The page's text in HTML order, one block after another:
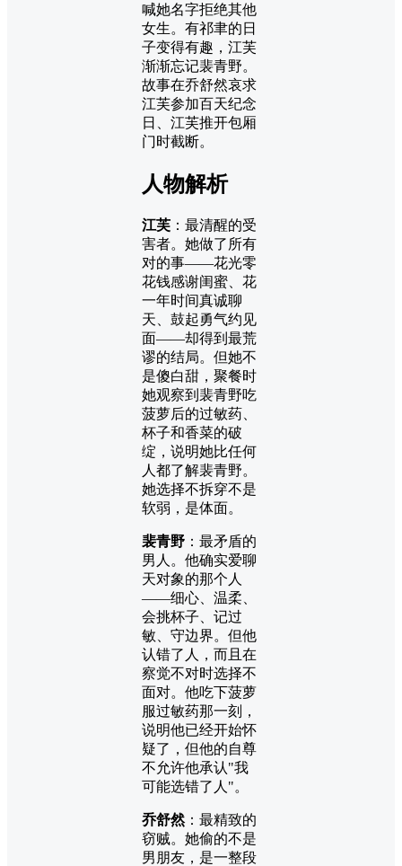
喊她名字拒绝其他
女生。有祁聿的日
子变得有趣，江芙
渐渐忘记裴青野。
故事在乔舒然哀求
江芙参加百天纪念
日、江芙推开包厢
门时截断。
人物解析
江芙 ：最清醒的受
害者。她做了所有
对的事——花光零
花钱感谢闺蜜、花
一年时间真诚聊
天、鼓起勇气约见
面——却得到最荒
谬的结局。但她不
是傻白甜，聚餐时
她观察到裴青野吃
菠萝后的过敏药、
杯子和香菜的破
绽，说明她比任何
人都了解裴青野。
她选择不拆穿不是
软弱，是体面。
裴青野 ：最矛盾的
男人。他确实爱聊
天对象的那个人
——细心、温柔、
会挑杯子、记过
敏、守边界。但他
认错了人，而且在
察觉不对时选择不
面对。他吃下菠萝
服过敏药那一刻，
说明他已经开始怀
疑了，但他的自尊
不允许他承认"我
可能选错了人"。
乔舒然：最精致的
窃贼。她偷的不是
男朋友，是一整段